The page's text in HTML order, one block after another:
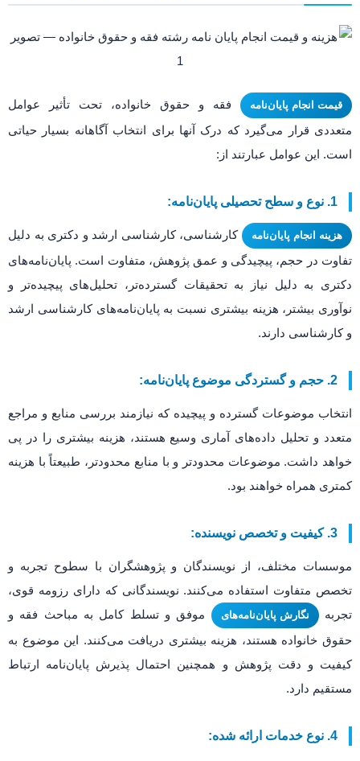
قیمت انجام پایان‌نامه
فقه و حقوق خانواده، تحت تأثیر عوامل
متعددی قرار می‌گیرد که درک آنها برای انتخاب آگاهانه بسیار حیاتی
است. این عوامل عبارتند از:
1. نوع و سطح تحصیلی پایان‌نامه:
هزینه انجام پایان‌نامه
کارشناسی، کارشناسی ارشد و دکتری به دلیل
تفاوت در حجم، پیچیدگی و عمق پژوهش، متفاوت است. پایان‌نامه‌های
دکتری به دلیل نیاز به تحقیقات گسترده‌تر، تحلیل‌های پیچیده‌تر و
نوآوری بیشتر، هزینه بیشتری نسبت به پایان‌نامه‌های کارشناسی ارشد
و کارشناسی دارند.
2. حجم و گستردگی موضوع پایان‌نامه:
انتخاب موضوعات گسترده و پیچیده که نیازمند بررسی منابع و مراجع
متعدد و تحلیل داده‌های آماری وسیع هستند، هزینه بیشتری را در پی
خواهد داشت. موضوعات محدودتر و با منابع محدودتر، طبیعتاً با هزینه
کمتری همراه خواهند بود.
3. کیفیت و تخصص نویسنده:
موسسات مختلف، از نویسندگان و پژوهشگران با سطوح تجربه و
تخصص متفاوت استفاده می‌کنند. نویسندگانی که دارای رزومه قوی،
تجربه
نگارش پایان‌نامه‌های
موفق و تسلط کامل به مباحث فقه و
حقوق خانواده هستند، هزینه بیشتری دریافت می‌کنند. این موضوع به
کیفیت و دقت پژوهش و همچنین احتمال پذیرش پایان‌نامه ارتباط
مستقیم دارد.
4. نوع خدمات ارائه شده: